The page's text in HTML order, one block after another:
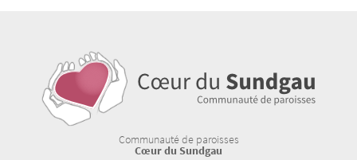
Communauté de paroisses
Cœur du Sundgau